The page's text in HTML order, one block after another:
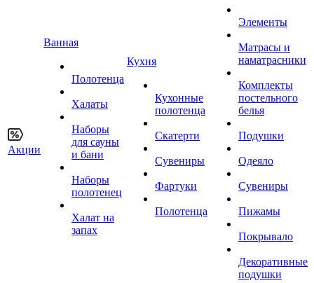
Акции
Ванная
Полотенца
Халаты
Наборы
для сауны
и бани
Наборы
полотенец
Халат на
запах
Кухня
Кухонные
полотенца
Скатерти
Сувениры
Фартуки
Полотенца
Элементы
Матрасы и
наматрасники
Комплекты
постельного
белья
Подушки
Одеяло
Сувениры
Пижамы
Покрывало
Декоративные
подушки